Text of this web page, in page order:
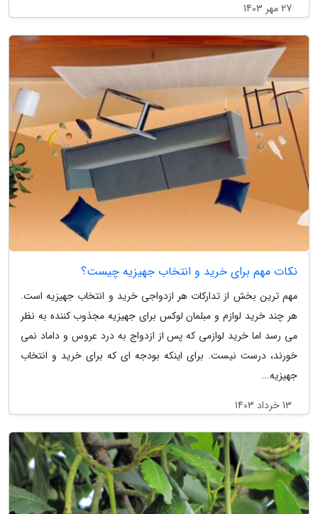
27 مهر 1403
نکات مهم برای خرید و انتخاب جهیزیه چیست؟
مهم ترین بخش از تدارکات هر ازدواجی خرید و انتخاب جهیزیه است.
هر چند خرید لوازم و مبلمان لوکس برای جهیزیه مجذوب کننده به نظر
می رسد اما خرید لوازمی که پس از ازدواج به درد عروس و داماد نمی
خورند، درست نیست. برای اینکه بودجه ای که برای خرید و انتخاب
جهیزیه...
13 خرداد 1403